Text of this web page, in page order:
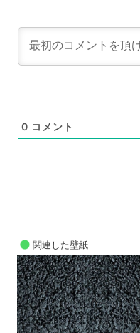
0 コメント
関連した壁紙